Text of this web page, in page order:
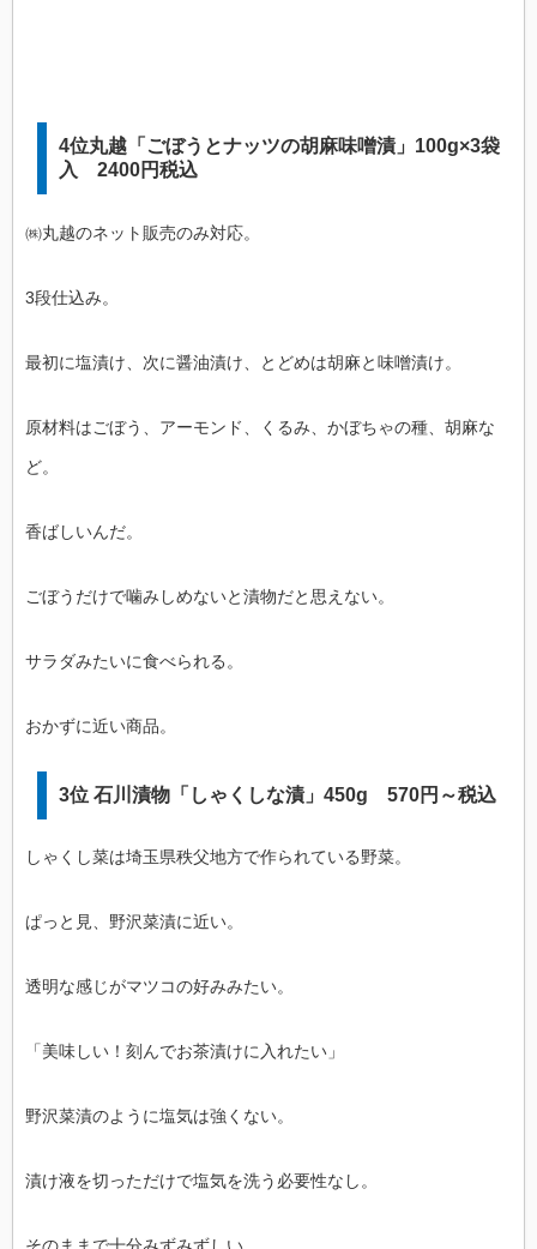
4位丸越「ごぼうとナッツの胡麻味噌漬」100g×3袋
入 2400円税込
㈱丸越のネット販売のみ対応。
3段仕込み。
最初に塩漬け、次に醤油漬け、とどめは胡麻と味噌漬け。
原材料はごぼう、アーモンド、くるみ、かぼちゃの種、胡麻な
ど。
香ばしいんだ。
ごぼうだけで噛みしめないと漬物だと思えない。
サラダみたいに食べられる。
おかずに近い商品。
3位 石川漬物「しゃくしな漬」450g 570円～税込
しゃくし菜は埼玉県秩父地方で作られている野菜。
ぱっと見、野沢菜漬に近い。
透明な感じがマツコの好みみたい。
「美味しい！刻んでお茶漬けに入れたい」
野沢菜漬のように塩気は強くない。
漬け液を切っただけで塩気を洗う必要性なし。